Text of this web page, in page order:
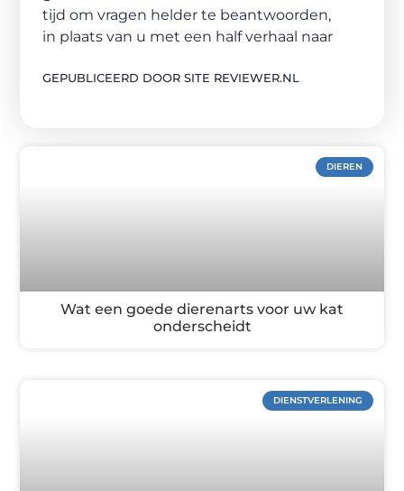
tijd om vragen helder te beantwoorden,
in plaats van u met een half verhaal naar
GEPUBLICEERD DOOR SITE REVIEWER.NL
DIEREN
Wat een goede dierenarts voor uw kat
onderscheidt
DIENSTVERLENING